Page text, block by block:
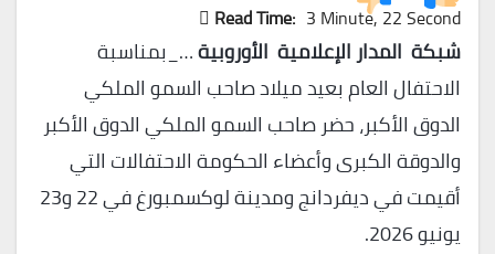
Read Time: 3 Minute, 22 Second
شبكة المدار الإعلامية الأوروبية…_بمناسبة
الاحتفال العام بعيد ميلاد صاحب السمو الملكي
الدوق الأكبر، حضر صاحب السمو الملكي الدوق الأكبر
والدوقة الكبرى وأعضاء الحكومة الاحتفالات التي
أقيمت في ديفردانج ومدينة لوكسمبورغ في 22 و23
يونيو 2026.